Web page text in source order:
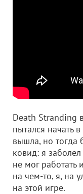
Death Stranding
пытался начать
вышла, но тогда
ковид: я
не мог работать
на чем-то, я, на
на этой игре.